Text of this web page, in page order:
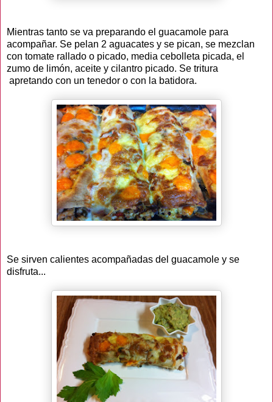
Mientras tanto se va preparando el guacamole para
acompañar. Se pelan 2 aguacates y se pican, se mezclan
con tomate rallado o picado, media cebolleta picada, el
zumo de limón, aceite y cilantro picado. Se tritura
apretando con un tenedor o con la batidora.
Se sirven calientes acompañadas del guacamole y se
disfruta...